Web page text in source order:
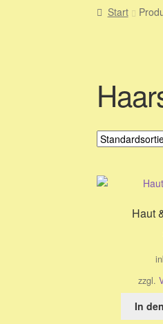
Start
Haut
zzgl.
In